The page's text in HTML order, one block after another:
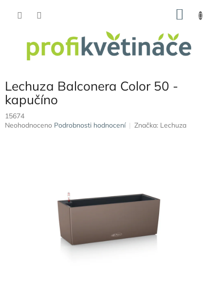
Lechuza Balconera Color 50 -
kapučíno
15674
Průměrné
Neohodnoceno Podrobnosti hodnocení Značka: Lechuza